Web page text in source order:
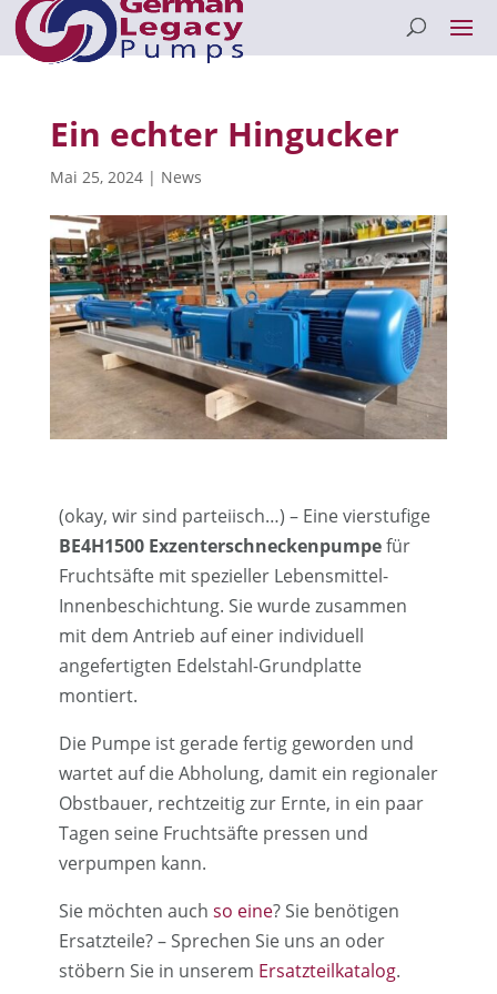
Ein echter Hingucker
Mai 25, 2024| News
(okay, wir sind parteiisch…) – Eine vierstufige
BE4H1500 Exzenterschneckenpumpefür
Fruchtsäfte mit spezieller Lebensmittel-
Innenbeschichtung. Sie wurde zusammen
mit dem Antrieb auf einer individuell
angefertigten Edelstahl-Grundplatte
montiert.
Die Pumpe ist gerade fertig geworden und
wartet auf die Abholung, damit ein regionaler
Obstbauer, rechtzeitig zur Ernte, in ein paar
Tagen seine Fruchtsäfte pressen und
verpumpen kann.
Sie möchten auch so eine? Sie benötigen
Ersatzteile? – Sprechen Sie uns an oder
stöbern Sie in unserem Ersatzteilkatalog.